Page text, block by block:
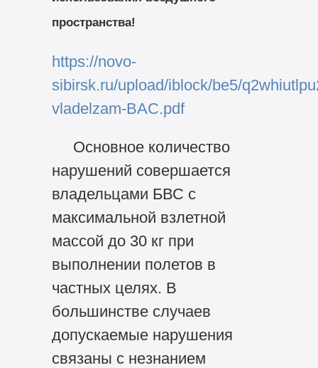
пространства!
https://novo-
sibirsk.ru/upload/iblock/be5/
vladelzam-BAC.pdf
Основное количество
нарушений совершается
владельцами БВС с
максимальной взлетной
массой до 30 кг при
выполнении полетов в
частных целях. В
большинстве случаев
допускаемые нарушения
связаны с незнанием